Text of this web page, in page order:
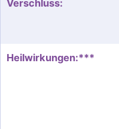
Verschluss:
Heilwirkungen:***